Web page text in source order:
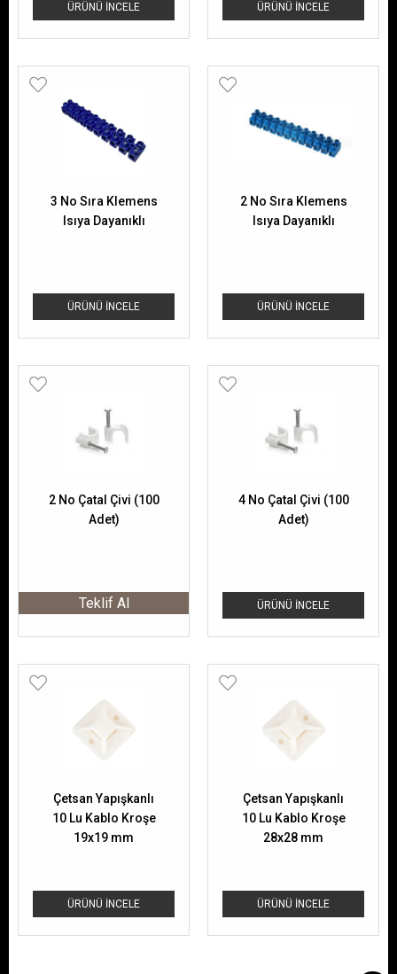
ÜRÜNÜ İNCELE ÜRÜNÜ İNCELE
ÜRÜNÜ İNCELE
3 No Sıra Klemens
Isıya Dayanıklı
ÜRÜNÜ İNCELE
2 No Sıra Klemens
Isıya Dayanıklı
2 No Çatal Çivi (100
Adet)
Teklif Al ÜRÜNÜ İNCELE
4 No Çatal Çivi (100
Adet)
ÜRÜNÜ İNCELE
Çetsan Yapışkanlı
10 Lu Kablo Kroşe
19x19 mm
ÜRÜNÜ İNCELE
Çetsan Yapışkanlı
10 Lu Kablo Kroşe
28x28 mm